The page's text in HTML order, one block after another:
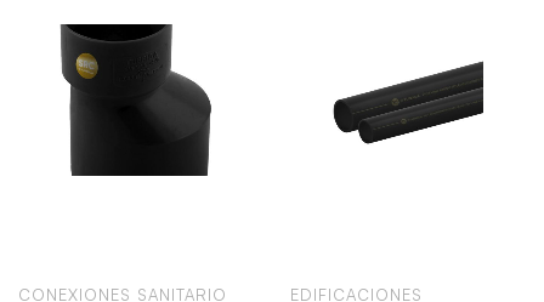
CONEXIONES SANITARIO EDIFICACIONES